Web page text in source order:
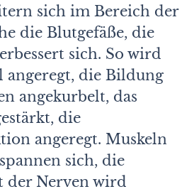
sich im Bereich der
die Blutgefäße, die
sich. So wird
angeregt, die Bildung
angekurbelt, das
die
angeregt. Muskeln
sich, die
der Nerven wird